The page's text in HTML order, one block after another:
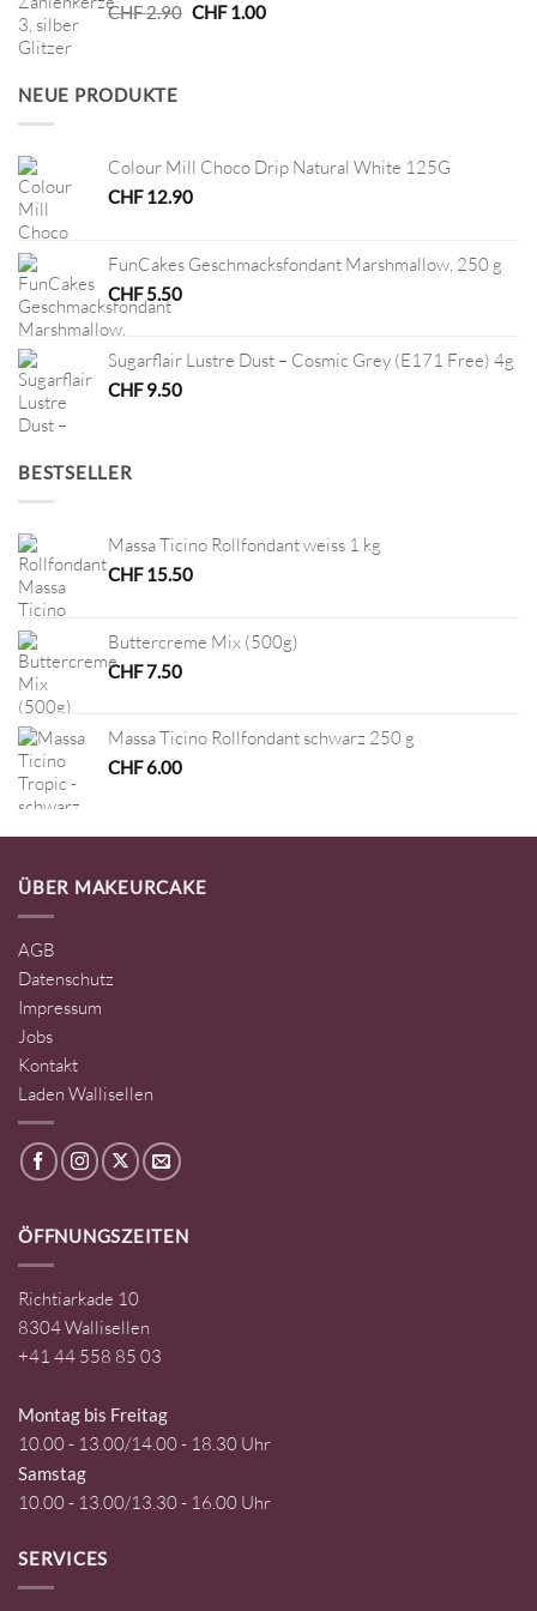
CHF2.90 Ursprünglicher
CHF1.00Aktueller
NEUE PRODUKTE
Colour Mill Choco Drip Natural White 125G
CHF12.90
FunCakes Geschmacksfondant Marshmallow, 250 g
CHF5.50
Sugarflair Lustre Dust – Cosmic Grey (E171 Free) 4g
CHF9.50
BESTSELLER
Massa Ticino Rollfondant weiss 1 kg
CHF15.50
Buttercreme Mix (500g)
CHF7.50
Massa Ticino Rollfondant schwarz 250 g
CHF6.00
ÜBER MAKEURCAKE
AGB
Datenschutz
Impressum
Jobs
Kontakt
Laden Wallisellen
ÖFFNUNGSZEITEN
Richtiarkade 10
8304 Wallisellen
+41 44 558 85 03
Montag bis Freitag
10.00 - 13.00/14.00 - 18.30 Uhr
Samstag
10.00 - 13.00/13.30 - 16.00 Uhr
SERVICES